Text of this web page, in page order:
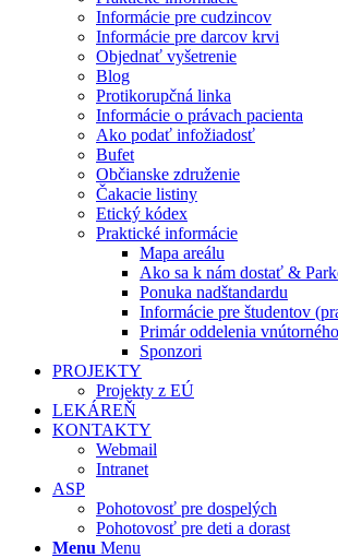
Informácie pre cudzincov
Informácie pre darcov krvi
Objednať vyšetrenie
Blog
Protikorupčná linka
Informácie o právach pacienta
Ako podať infožiadosť
Bufet
Občianske združenie
Čakacie listiny
Etický kódex
Praktické informácie
Mapa areálu
Ako sa k nám dostať &
Ponuka nadštandardu
Informácie pre študentov
Primár oddelenia
Sponzori
PROJEKTY
Projekty z EÚ
LEKÁREŇ
KONTAKTY
Webmail
Intranet
ASP
Pohotovosť pre dospelých
Pohotovosť pre deti a dorast
Menu Menu